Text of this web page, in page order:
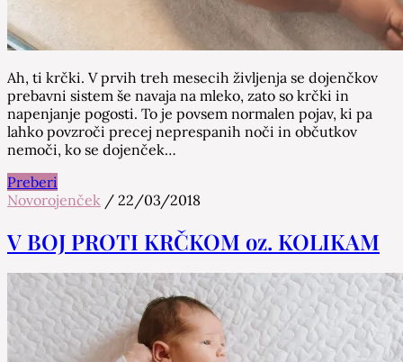
Ah, ti krčki. V prvih treh mesecih življenja se dojenčkov
prebavni sistem še navaja na mleko, zato so krčki in
napenjanje pogosti. To je povsem normalen pojav, ki pa
lahko povzroči precej neprespanih noči in občutkov
nemoči, ko se dojenček…
Preberi
Novorojenček / 22/03/2018
V BOJ PROTI KRČKOM oz. KOLIKAM